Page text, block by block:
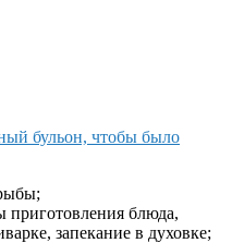
бульон, чтобы было
приготовления блюда,
запекание в духовке;